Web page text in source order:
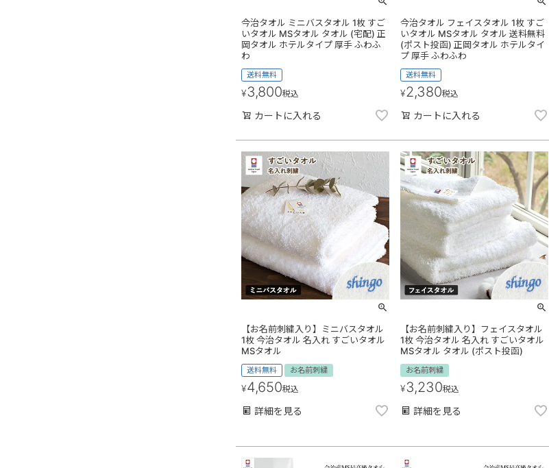
今治タオル ミニバスタオル 1枚 すご
いタオル MSタオル タオル (宅配) 正
岡タオル ホテルタイプ 厚手 ふわふ
わ
送料無料
¥3,800税込
カートに入れる
今治タオル フェイスタオル 1枚 すご
いタオル MSタオル タオル 送料無料
(ポスト投函) 正岡タオル ホテルタイ
プ 厚手 ふわふわ
送料無料
¥2,380税込
カートに入れる
【お名前刺繍入り】ミニバスタオル
1枚 今治タオル 名入れ すごいタオル
MSタオル
送料無料 お名前刺繍
¥4,650税込
詳細を見る
【お名前刺繍入り】フェイスタオル
1枚 今治タオル 名入れ すごいタオル
MSタオル タオル (ポスト投函)
お名前刺繍
¥3,230税込
詳細を見る